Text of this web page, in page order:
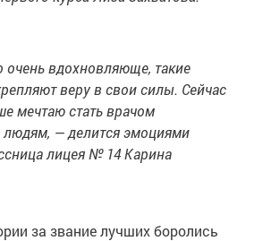
очень вдохновляюще, такие
веру в свои силы. Сейчас
мечтаю стать врачом
людям, — делится эмоциями
лицея № 14 Карина
за звание лучших боролись